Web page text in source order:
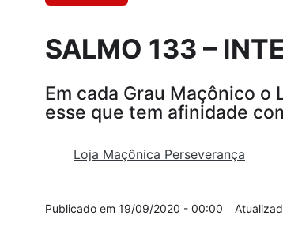
SALMO 133 –
Em cada Grau Maçônico
esse que tem afinidade
Loja Maçônica Perseverança
19/09/2020 - 00:00